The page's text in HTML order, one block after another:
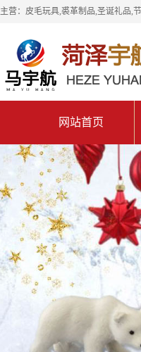
主营：皮毛玩具,裘革制品,圣诞礼品,
网站首页